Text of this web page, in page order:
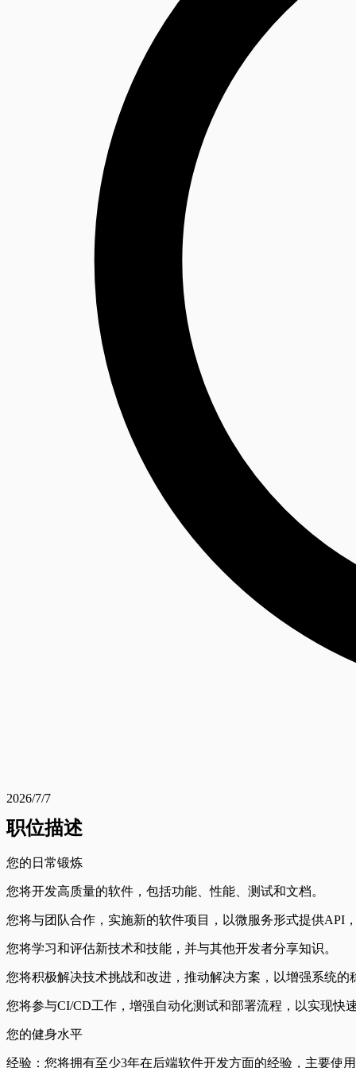
2026/7/7
职位描述
您的日常锻炼
您将开发高质量的软件，包括功能、性能、测试和文档。
您将与团队合作，实施新的软件项目，以微服务形式提供API
您将学习和评估新技术和技能，并与其他开发者分享知识。
您将积极解决技术挑战和改进，推动解决方案，以增强系统的
您将参与CI/CD工作，增强自动化测试和部署流程，以实现快
您的健身水平
经验：您将拥有至少3年在后端软件开发方面的经验，主要使